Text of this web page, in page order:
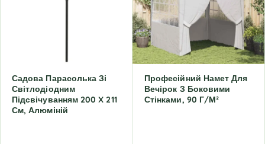
Садова Парасолька Зі
Світлодіодним
Підсвічуванням 200 X 211
См, Алюміній
Професійний Намет Для
Вечірок З Боковими
Стінками, 90 Г/м²